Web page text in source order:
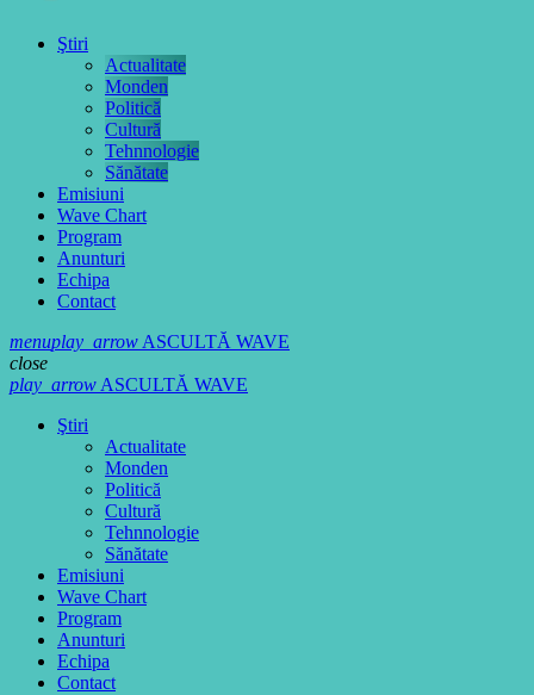
Ştiri
Actualitate
Monden
Politică
Cultură
Tehnnologie
Sănătate
Emisiuni
Wave Chart
Program
Anunturi
Echipa
Contact
menuplay_arrowASCULTĂ WAVE
close
play_arrowASCULTĂ WAVE
Ştiri
Actualitate
Monden
Politică
Cultură
Tehnnologie
Sănătate
Emisiuni
Wave Chart
Program
Anunturi
Echipa
Contact